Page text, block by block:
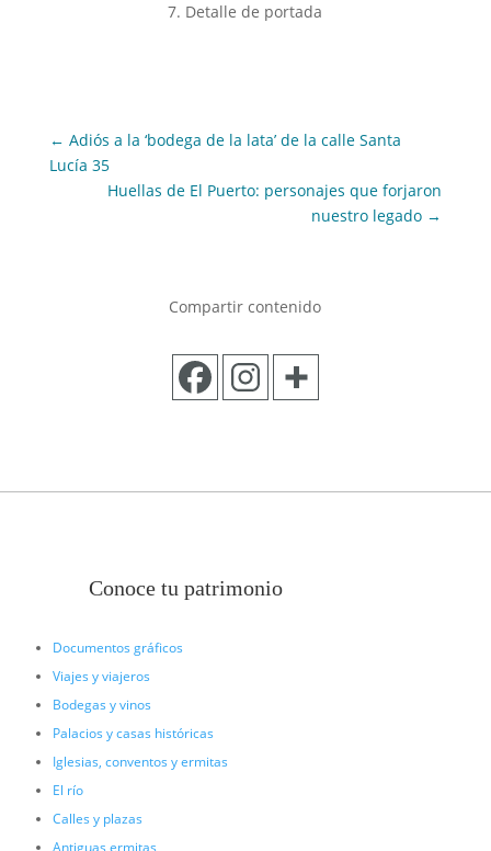
7. Detalle de portada
← Adiós a la ‘bodega de la lata’ de la calle Santa
Lucía 35
Huellas de El Puerto: personajes que forjaron
nuestro legado →
Compartir contenido
Conoce tu patrimonio
Documentos gráficos
Viajes y viajeros
Bodegas y vinos
Palacios y casas históricas
Iglesias, conventos y ermitas
El río
Calles y plazas
Antiguas ermitas